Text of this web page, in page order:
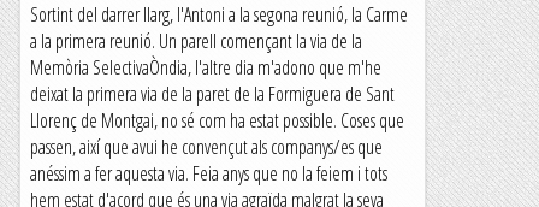
Sortint del darrer llarg, l'Antoni a la segona reunió, la Carme
a la primera reunió. Un parell començant la via de la
Memòria SelectivaÒndia, l'altre dia m'adono que m'he
deixat la primera via de la paret de la Formiguera de Sant
Llorenç de Montgai, no sé com ha estat possible. Coses que
passen, així que avui he convençut als companys/es que
anéssim a fer aquesta via. Feia anys que no la feiem i tots
hem estat d'acord que és una via agraïda malgrat la seva